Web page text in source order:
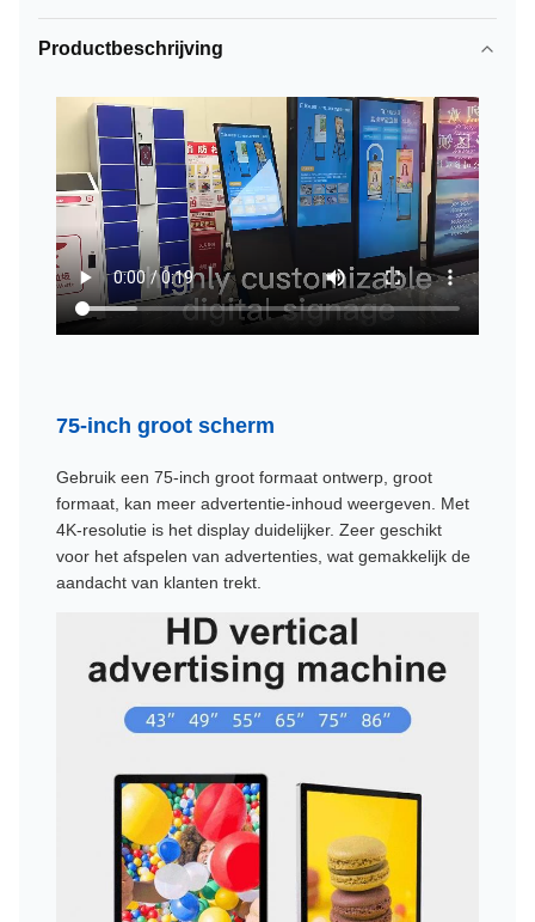
Productbeschrijving
75-inch groot scherm
Gebruik een 75-inch groot formaat ontwerp, groot
formaat, kan meer advertentie-inhoud weergeven. Met
4K-resolutie is het display duidelijker. Zeer geschikt
voor het afspelen van advertenties, wat gemakkelijk de
aandacht van klanten trekt.